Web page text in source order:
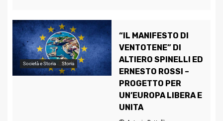
Società e Storia Storia
“IL MANIFESTO DI
VENTOTENE” DI
ALTIERO SPINELLI ED
ERNESTO ROSSI –
PROGETTO PER
UN’EUROPA LIBERA E
UNITA